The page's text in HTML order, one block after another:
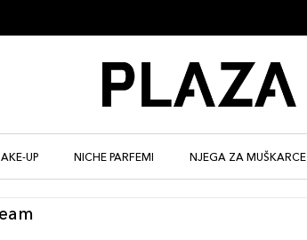
UP NICHE PARFEMI NJEGA ZA MUŠKARCE